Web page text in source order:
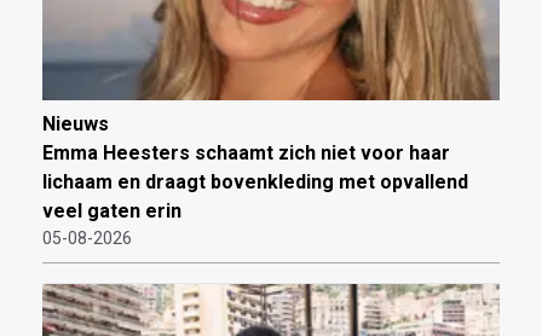
Nieuws
Emma Heesters schaamt zich niet voor haar
lichaam en draagt bovenkleding met opvallend
veel gaten erin
05-08-2026